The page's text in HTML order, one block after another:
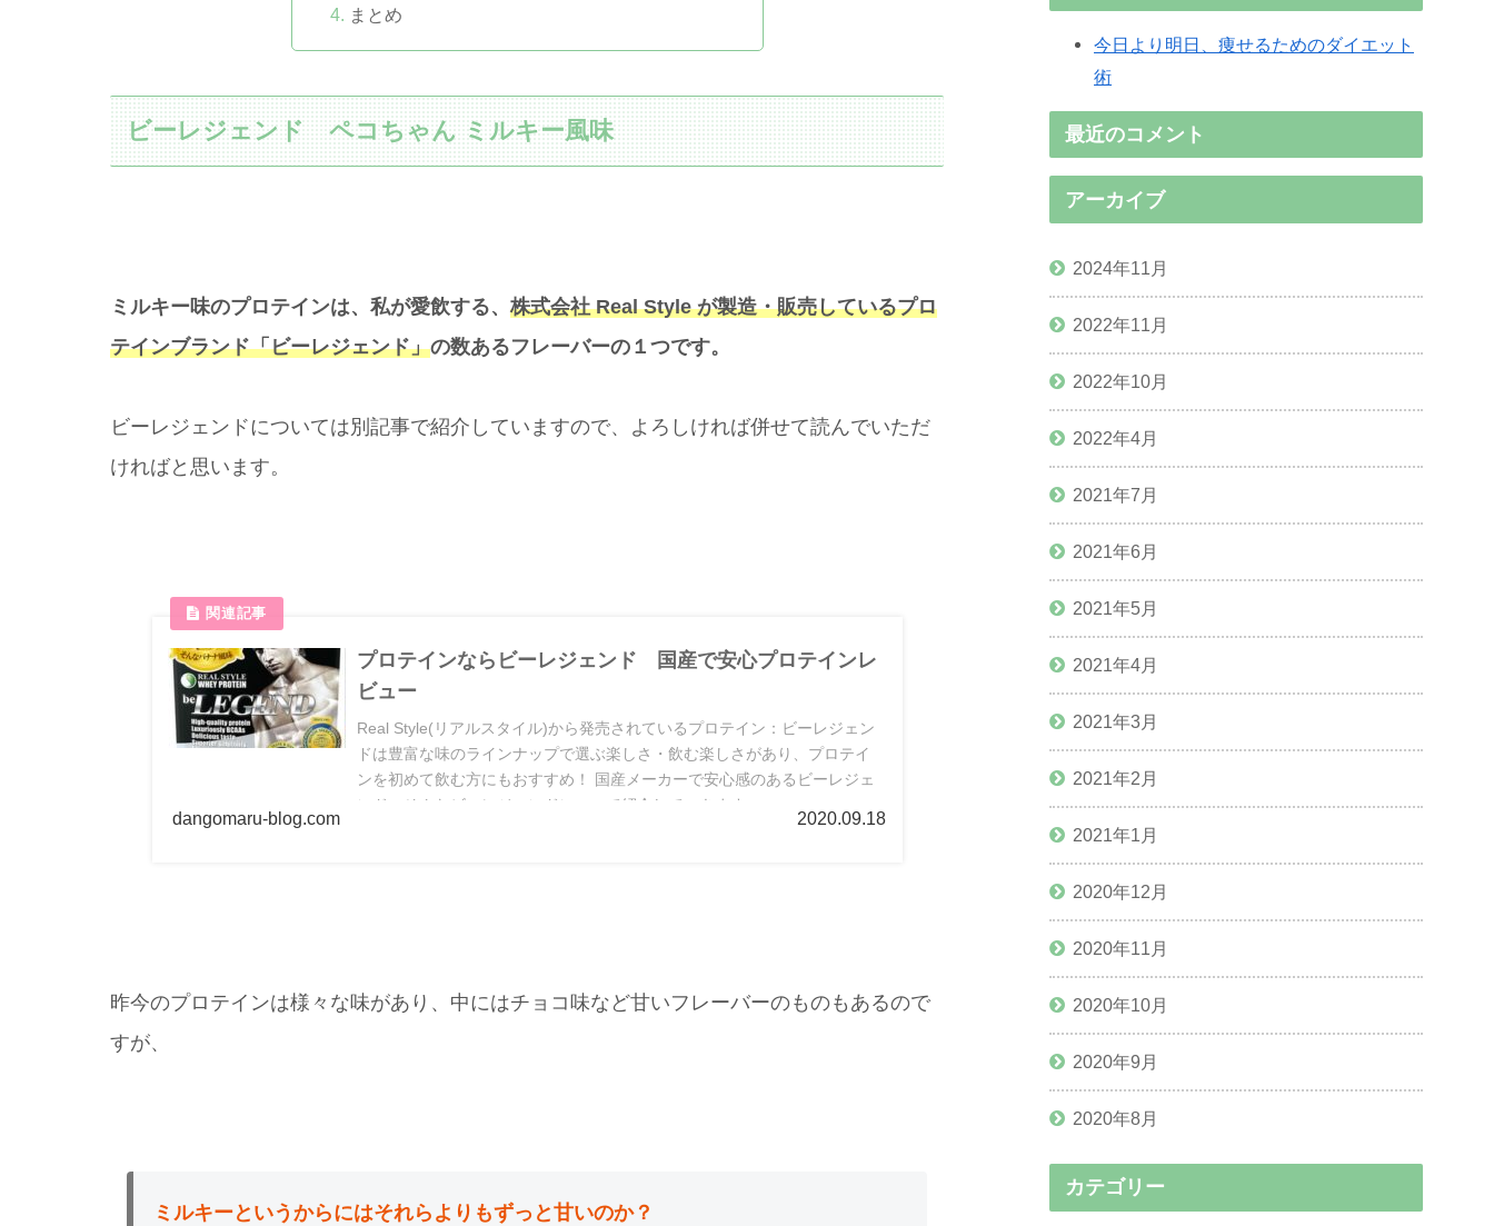
まとめ
ビーレジェンド ペコちゃん ミルキー風味
ミルキー味のプロテインは、私が愛飲する、 株式会社 Real Style が製造・販売しているプロ
テインブランド「ビーレジェンド」の数あるフレーバーの１つです。
ビーレジェンドについては別記事で紹介していますので、よろしければ併せて読んでいただ
ければと思います。
プロテインならビーレジェンド 国産で安心プロテインレ
ビュー
Real Style(リアルスタイル)から発売されているプロテイン：ビーレジェン
ドは豊富な味のラインナップで選ぶ楽しさ・飲む楽しさがあり、プロテイ
ンを初めて飲む方にもおすすめ！ 国産メーカーで安心感のあるビーレジェ
ンド。そんなビーレジェンドについて紹介していきます。
dangomaru-blog.com 2020.09.18
昨今のプロテインは様々な味があり、中にはチョコ味など甘いフレーバーのものもあるので
すが、
ミルキーというからにはそれらよりもずっと甘いのか？
今日より明日、痩せるためのダイエット
術
最近のコメント
アーカイブ
2024年11月
2022年11月
2022年10月
2022年4月
2021年7月
2021年6月
2021年5月
2021年4月
2021年3月
2021年2月
2021年1月
2020年12月
2020年11月
2020年10月
2020年9月
2020年8月
カテゴリー